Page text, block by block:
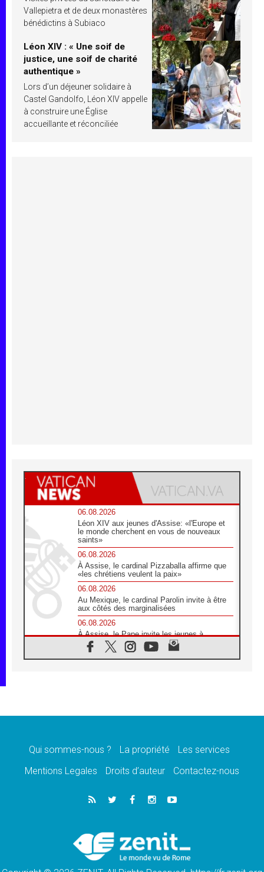
Vallepietra et de deux monastères
bénédictins à Subiaco
Léon XIV : « Une soif de
justice, une soif de charité
authentique »
Lors d’un déjeuner solidaire à
Castel Gandolfo, Léon XIV appelle
à construire une Église
accueillante et réconciliée
06.08.2026
Léon XIV aux jeunes d'Assise: «l'Europe et
le monde cherchent en vous de nouveaux
saints»
06.08.2026
À Assise, le cardinal Pizzaballa affirme que
«les chrétiens veulent la paix»
06.08.2026
Au Mexique, le cardinal Parolin invite à être
aux côtés des marginalisées
06.08.2026
À Assise, le Pape invite les jeunes à
«construire la civilisation de l'amour»
05.08.2026
d'entendre ceux qui bénissent la guerre»
Léon XIV au Pérou, une lueur d'espoir pour
un peuple en quête de paix
05.08.2026
SCEAM: L'Église en Afrique vers
05.08.2026
Le Pape exprime ses condoléances suite au
décès du cardinal Júlio Langa
Qui sommes-nous ? La propriété
Les services
Mentions Legales
Droits d’auteur Contactez-nous